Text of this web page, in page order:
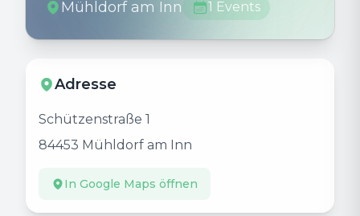
Mühldorf am Inn 1 Events
Adresse
Schützenstraße 1
84453 Mühldorf am Inn
In Google Maps öffnen